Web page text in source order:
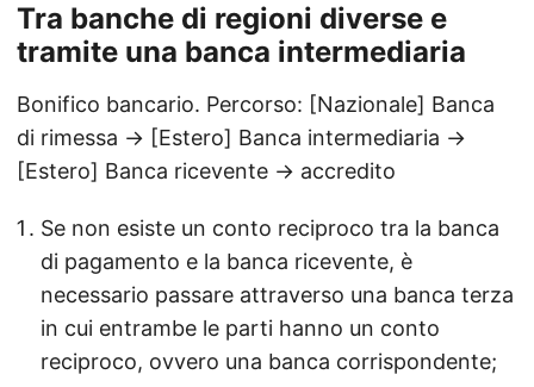
Tra banche di regioni diverse e
tramite una banca intermediaria
Bonifico bancario. Percorso: [Nazionale] Banca
di rimessa → [Estero] Banca intermediaria →
[Estero] Banca ricevente → accredito
Se non esiste un conto reciproco tra la banca
di pagamento e la banca ricevente, è
necessario passare attraverso una banca terza
in cui entrambe le parti hanno un conto
reciproco, ovvero una banca corrispondente;